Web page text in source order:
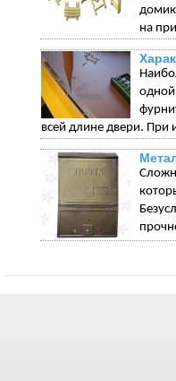
на
всей длине двери. При